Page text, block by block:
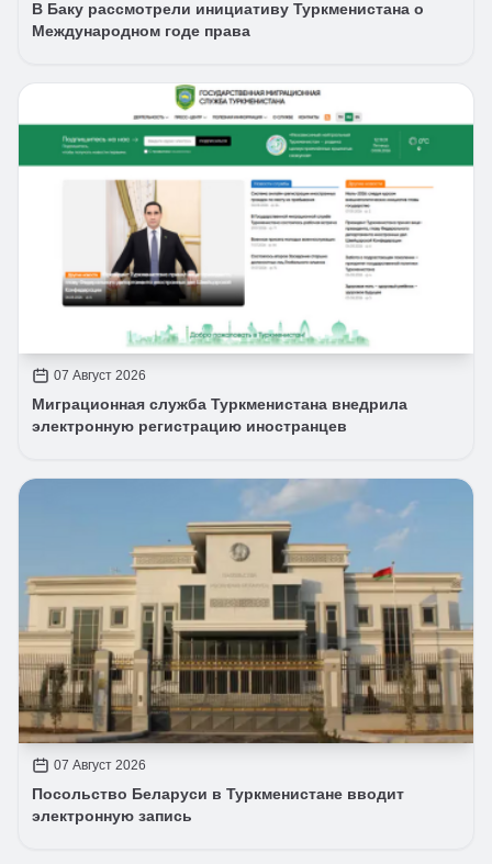
В Баку рассмотрели инициативу Туркменистана о
Международном годе права
07 Август 2026
Миграционная служба Туркменистана внедрила
электронную регистрацию иностранцев
07 Август 2026
Посольство Беларуси в Туркменистане вводит
электронную запись